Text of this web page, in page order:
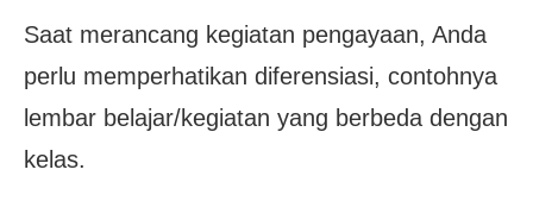
Saat merancang kegiatan pengayaan, Anda
perlu memperhatikan diferensiasi, contohnya
lembar belajar/kegiatan yang berbeda dengan
kelas.